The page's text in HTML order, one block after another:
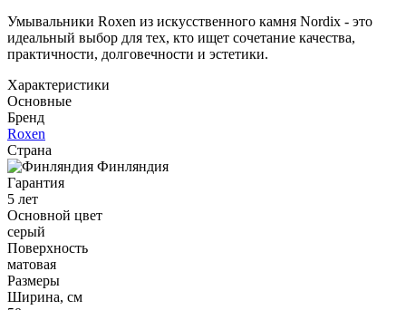
Умывальники Roxen из искусственного камня Nordix - это
идеальный выбор для тех, кто ищет сочетание качества,
практичности, долговечности и эстетики.
Характеристики
Основные
Бренд
Roxen
Страна
Финляндия
Гарантия
5 лет
Основной цвет
серый
Поверхность
матовая
Размеры
Ширина, см